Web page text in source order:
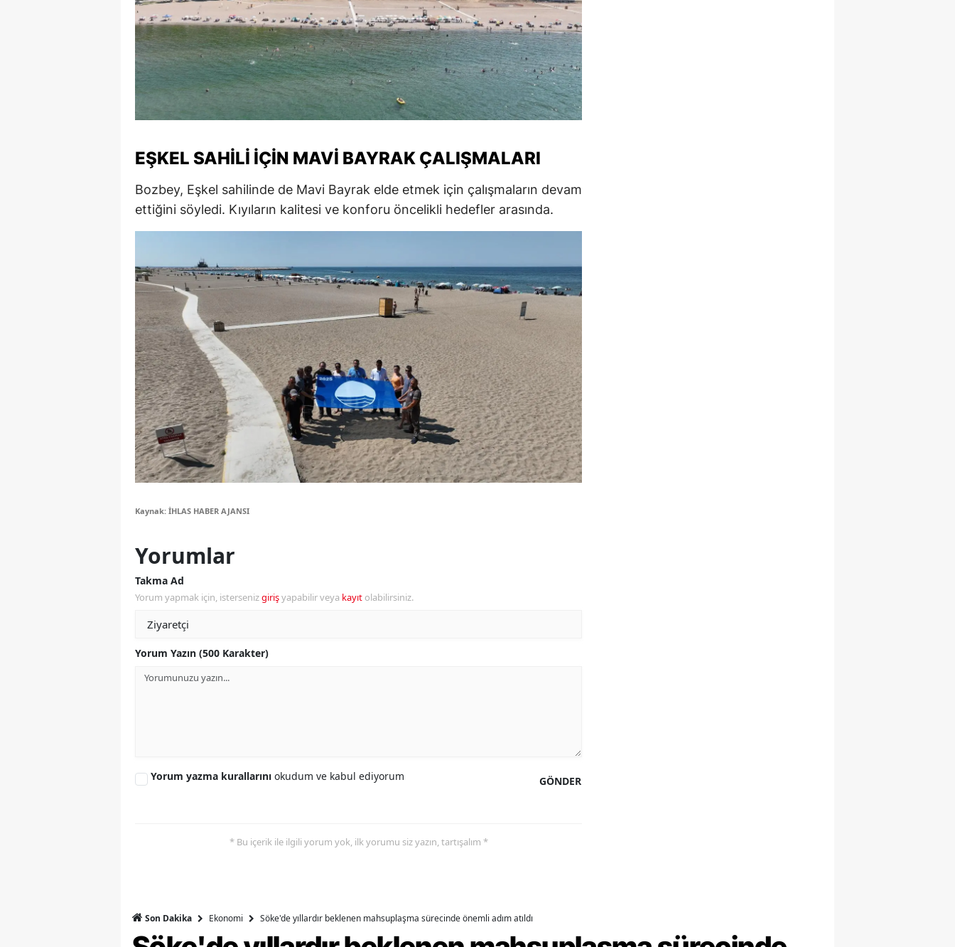
Samsun
Siirt
Sinop
Sivas
Tokat
Trabzon
Tunceli
Uşak
Yozgat
Zonguldak
Aksaray
Bayburt
Karaman
Kırıkkale
Ardahan
Düzce
EŞKEL SAHILI IÇIN MAVI BAYRAK ÇALIŞMALARI
Bozbey, Eşkel sahilinde de Mavi Bayrak elde etmek için çalışmaların devam
ettiğini söyledi. Kıyıların kalitesi ve konforu öncelikli hedefler arasında.
Kaynak: İHLAS HABER AJANSI
Yorumlar
Takma Ad
Yorum yapmak için, istersenizgirişyapabilir veya kayıt olabilirsiniz.
Yorum Yazın (500 Karakter)
GÖNDER
Yorum yazma kurallarını okudum ve kabul ediyorum
* Bu içerik ile ilgili yorum yok, ilk yorumu siz yazın, tartışalım *
Son Dakika Ekonomi Söke'de yıllardır beklenen mahsuplaşma sürecinde önemli adım atıldı